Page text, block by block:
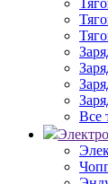
Все